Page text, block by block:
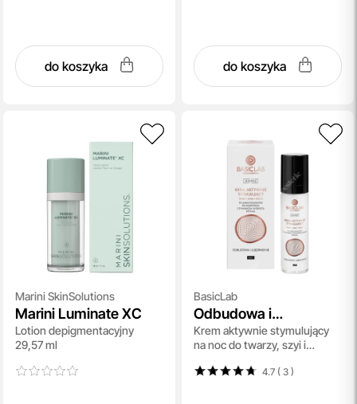
do koszyka do koszyka
Marini SkinSolutions
Marini Luminate XC
Lotion depigmentacyjny
29,57 ml
BasicLab
Odbudowa i
Ujędrnienie
Krem aktywnie stymulujący
na noc do twarzy, szyi i
4.7 ( 3)